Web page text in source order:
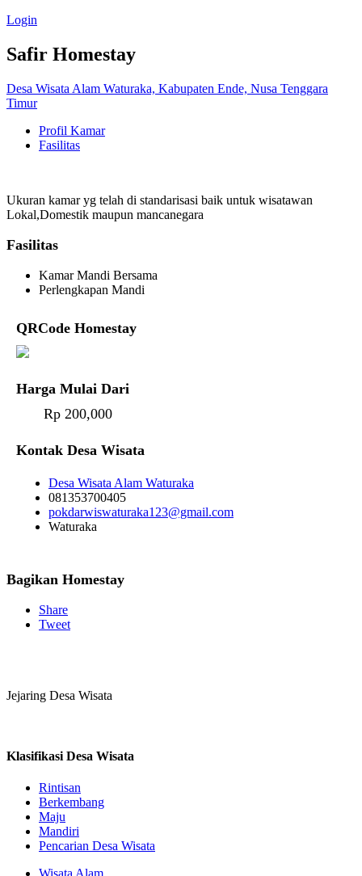
Login
Safir Homestay
Desa Wisata Alam Waturaka, Kabupaten Ende, Nusa Tenggara
Timur
Profil Kamar
Fasilitas
Ukuran kamar yg telah di standarisasi baik untuk wisatawan
Lokal,Domestik maupun mancanegara
Fasilitas
Kamar Mandi Bersama
Perlengkapan Mandi
QRCode Homestay
Harga Mulai Dari
Rp 200,000
Kontak Desa Wisata
Desa Wisata Alam Waturaka
081353700405
pokdarwiswaturaka123@gmail.com
Waturaka
Bagikan Homestay
Share
Tweet
Jejaring Desa Wisata
Klasifikasi Desa Wisata
Rintisan
Berkembang
Maju
Mandiri
Pencarian Desa Wisata